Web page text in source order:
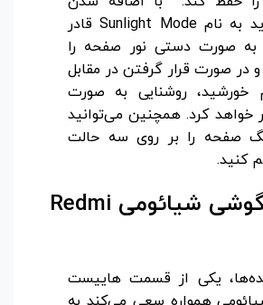
گزینه‌ای جدید به نام Sunlight Mode قادر
به صورت دستی نور صفحه را
در صورت قرار گرفتن در مقابل
خورشید، روشنایی به صورت
خواهد کرد. همچنین می‌توانید
صفحه را بر روی سه حالت
کنید.
شیائومی Redmi
یکی از قسمت هاییست